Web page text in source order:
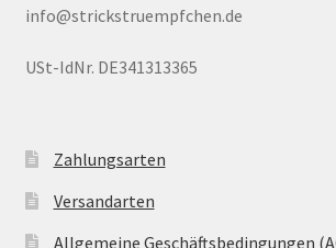
info@strickstruempfchen.de
USt-IdNr. DE341313365
Zahlungsarten
Versandarten
Allgemeine Geschäftsbedingungen